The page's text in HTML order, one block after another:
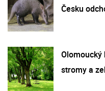
Česku
Olomoucký
stromy a